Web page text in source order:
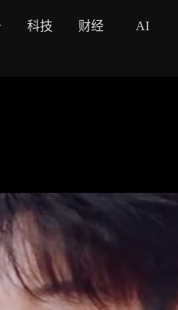
科技 财经 AI